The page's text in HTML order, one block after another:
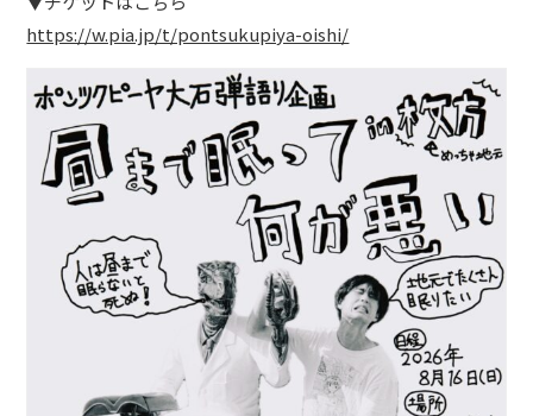
https://w.pia.jp/t/pontsukupiya-oishi/